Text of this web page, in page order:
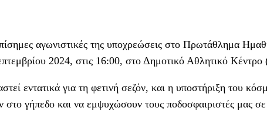
αγωνιστικές της υποχρεώσεις στο Πρωτάθλημα
2024, στις 16:00, στο Δημοτικό Αθλητικό
εντατικά για τη φετινή σεζόν, και η υποστήριξη του
γήπεδο και να εμψυχώσουν τους ποδοσφαιριστές μας